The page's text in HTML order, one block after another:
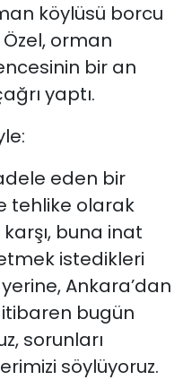
köylüsü borcu
orman
bir an
yaptı.
eden bir
tehlike olarak
buna inat
istedikleri
Ankara’dan
itibaren bugün
sorunları
söylüyoruz.